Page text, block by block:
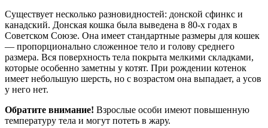
Существует несколько разновидностей: донской сфинкс и
канадский. Донская кошка была выведена в 80-х годах в
Советском Союзе. Она имеет стандартные размеры для кошек
— пропорционально сложенное тело и голову среднего
размера. Вся поверхность тела покрыта мелкими складками,
которые особенно заметны у котят. При рождении котенок
имеет небольшую шерсть, но с возрастом она выпадает, а усов
у него нет.
Обратите внимание! Взрослые особи имеют повышенную
температуру тела и могут потеть в жару.